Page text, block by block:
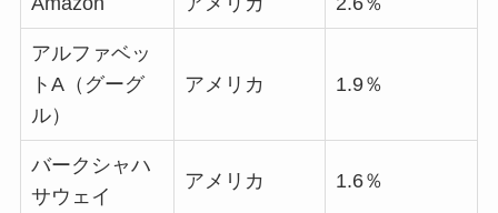
アルファベッ
トA（グーグ
ル）
アメリカ 1.9％
バークシャハ
サウェイ
アメリカ 1.6％